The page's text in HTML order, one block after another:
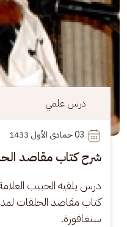
درس علمي
03
شرح كتاب مقاصد
درس يلقيه الحبيب
كتاب مقاصد الحلقات
سنغافورة.